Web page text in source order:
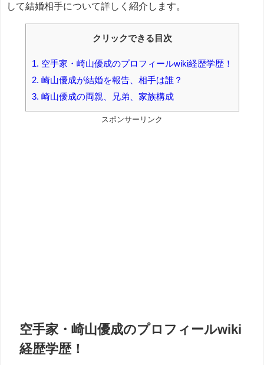
して結婚相手について詳しく紹介します。
クリックできる目次
1. 空手家・崎山優成のプロフィールwiki経歴学歴！
2. 崎山優成が結婚を報告、相手は誰？
3. 崎山優成の両親、兄弟、家族構成
スポンサーリンク
空手家・崎山優成のプロフィールwiki
経歴学歴！